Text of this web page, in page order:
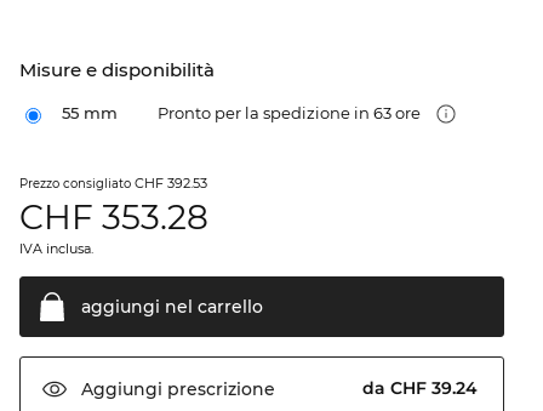
Misure e disponibilità
55 mm Pronto per la spedizione in 63 ore
Prezzo consigliato CHF 392.53
CHF 353.28
IVA inclusa.
aggiungi nel carrello
Aggiungi prescrizione da CHF 39.24